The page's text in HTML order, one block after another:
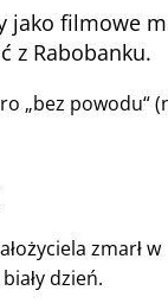
jako filmowe
z Rabobanku.
bez powodu
zmarł w
dzień.